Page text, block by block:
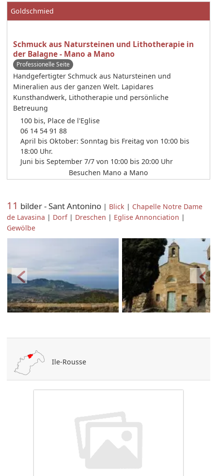
Goldschmied
Schmuck aus Natursteinen und Lithotherapie in
der Balagne - Mano a Mano
Professionelle Seite
Handgefertigter Schmuck aus Natursteinen und
Mineralien aus der ganzen Welt. Lapidares
Kunsthandwerk, Lithotherapie und persönliche
Betreuung
100 bis, Place de l'Eglise
06 14 54 91 88
April bis Oktober: Sonntag bis Freitag von 10:00 bis
18:00 Uhr.
Juni bis September 7/7 von 10:00 bis 20:00 Uhr
Besuchen Mano a Mano
11 bilder - Sant Antonino | Blick | Chapelle Notre Dame
de Lavasina | Dorf| Dreschen | Eglise Annonciation |
Gewölbe
Ile-Rousse